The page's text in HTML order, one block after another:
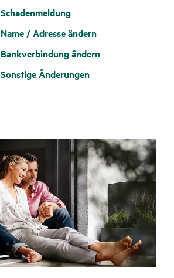
Schaden­meldung
Name / Adresse ändern
Bankverbindung ändern
Sonstige Änderungen